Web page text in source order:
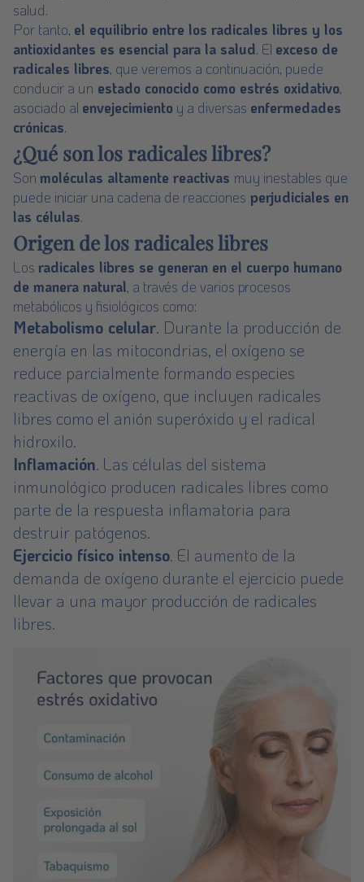
salud.
Por tanto, el equilibrio entre los radicales libres y los
antioxidantes es esencial para la salud. El exceso de
radicales libres, que veremos a continuación, puede
conducir a un estado conocido como estrés oxidativo,
asociado al envejecimiento y a diversas enfermedades
crónicas.
¿Qué son los radicales libres?
Son moléculas altamente reactivas muy inestables que
puede iniciar una cadena de reacciones perjudiciales en
las células.
Origen de los radicales libres
Los radicales libres se generan en el cuerpo humano
de manera natural, a través de varios procesos
metabólicos y fisiológicos como:
Metabolismo celular. Durante la producción de
energía en las mitocondrias, el oxígeno se
reduce parcialmente formando especies
reactivas de oxígeno, que incluyen radicales
libres como el anión superóxido y el radical
hidroxilo.
Inflamación. Las células del sistema
inmunológico producen radicales libres como
parte de la respuesta inflamatoria para
destruir patógenos.
Ejercicio físico intenso. El aumento de la
demanda de oxígeno durante el ejercicio puede
llevar a una mayor producción de radicales
libres.